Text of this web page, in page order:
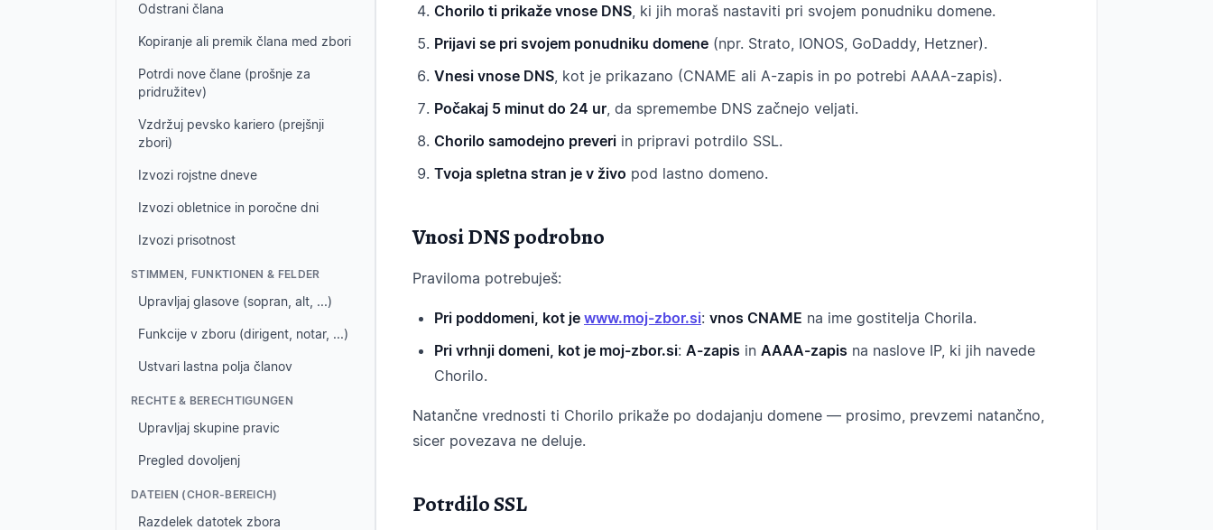
Odstrani člana
Kopiranje ali premik člana med zbori
Potrdi nove člane (prošnje za
pridružitev)
Vzdržuj pevsko kariero (prejšnji
zbori)
Izvozi rojstne dneve
Izvozi obletnice in poročne dni
Izvozi prisotnost
STIMMEN, FUNKTIONEN & FELDER
Upravljaj glasove (sopran, alt, ...)
Funkcije v zboru (dirigent, notar, ...)
Ustvari lastna polja članov
RECHTE & BERECHTIGUNGEN
Upravljaj skupine pravic
Pregled dovoljenj
DATEIEN (CHOR-BEREICH)
Razdelek datotek zbora
Chorilo ti prikaže vnose DNS, ki jih moraš nastaviti pri svojem ponudniku domene.
Prijavi se pri svojem ponudniku domene (npr. Strato, IONOS, GoDaddy, Hetzner).
Vnesi vnose DNS, kot je prikazano (CNAME ali A-zapis in po potrebi AAAA-zapis).
Počakaj 5 minut do 24 ur, da spremembe DNS začnejo veljati.
Chorilo samodejno preveri in pripravi potrdilo SSL.
Tvoja spletna stran je v živo pod lastno domeno.
Vnosi DNS podrobno
Praviloma potrebuješ:
Pri poddomeni, kot je www.moj-zbor.si: vnos CNAME na ime gostitelja Chorila.
Pri vrhnji domeni, kot je moj-zbor.si: A-zapis in AAAA-zapis na naslove IP, ki jih navede
Chorilo.
Natančne vrednosti ti Chorilo prikaže po dodajanju domene — prosimo, prevzemi natančno,
sicer povezava ne deluje.
Potrdilo SSL